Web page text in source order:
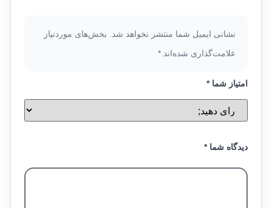
نشانی ایمیل شما منتشر نخواهد شد. بخش‌های موردنیاز
علامت‌گذاری شده‌اند *
امتیاز شما*
دیدگاه شما*